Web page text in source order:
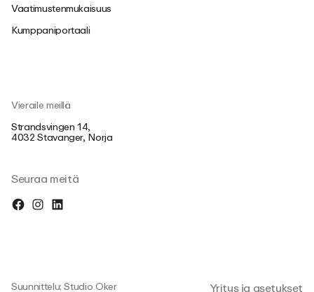
Vaatimustenmukaisuus
Kumppaniportaali
Suunnittelu: Studio Oker
Seuraa meitä
Vieraile meillä
Strandsvingen 14,
4032 Stavanger, Norja